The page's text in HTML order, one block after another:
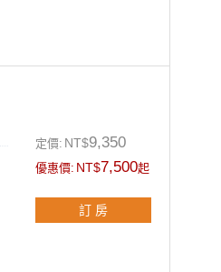
定價: NT$9,350
優惠價: NT$7,500起
訂 房